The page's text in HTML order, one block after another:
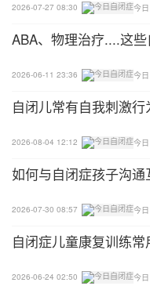
2026-07-27 08:30 今
ABA、物理治疗....这
2026-06-11 23:36 今
自闭儿常有自我刺激行
2026-08-04 12:12 今
如何与自闭症孩子沟通
2026-07-30 08:57 今
自闭症儿童康复训练
2026-06-24 02:50 今